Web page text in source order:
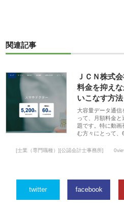
関連記事
ＪＣＮ株式
料金を抑え
いこなす方法
大容量データ通信
って、月額料金と
題です。特に動画
む方々にとって、
[士業（専門職種）][公認会計士事務所]
twitter facebook